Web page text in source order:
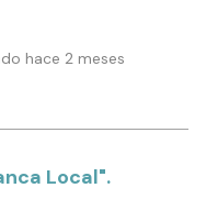
hace 2 meses
Local".